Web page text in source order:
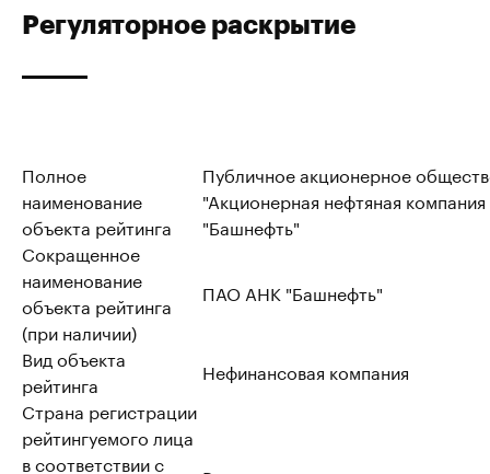
Регуляторное раскрытие
Полное
наименование
объекта рейтинга
Публичное акционерное
"Акционерная нефтяная компания
"Башнефть"
Сокращенное
наименование
объекта рейтинга
(при наличии)
ПАО АНК "Башнефть"
Вид объекта
рейтинга
Нефинансовая компания
Страна регистрации
рейтингуемого лица
в соответствии с